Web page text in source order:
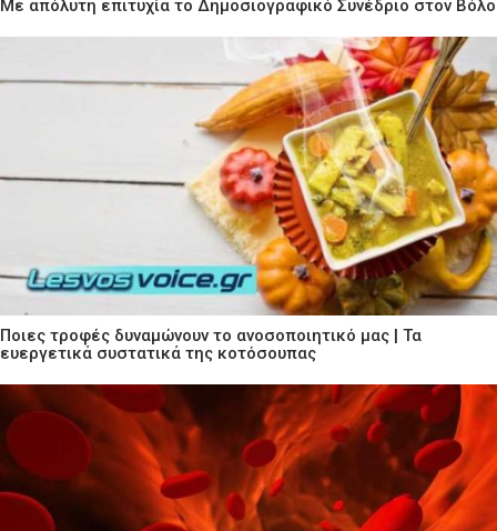
Με απόλυτη επιτυχία το Δημοσιογραφικό Συνέδριο στον Βόλο
Ποιες τροφές δυναμώνουν το ανοσοποιητικό μας | Τα
ευεργετικά συστατικά της κοτόσουπας